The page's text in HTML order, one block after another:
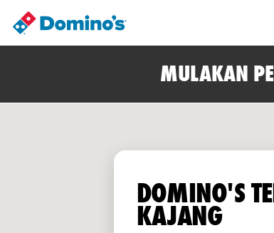
MULAKAN
DOMINO'S
KAJANG